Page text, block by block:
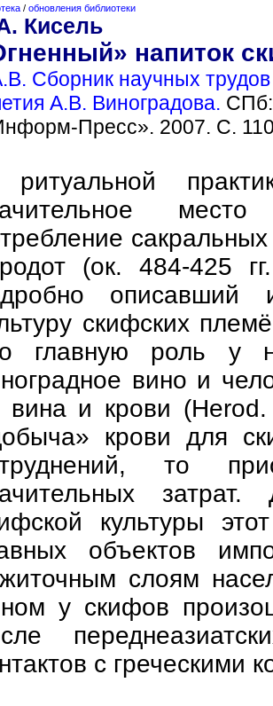
/ обновления библиотеки
Кисель
напиток
Сборник научных трудов
А.В. Виноградова. СПб:
Пресс». 2007. С.
место
(ок. 484-425
описавший
скифских
главную роль у
вино и
вина и крови
крови для
то
культуры
объектов
слоям
у скифов
с греческими